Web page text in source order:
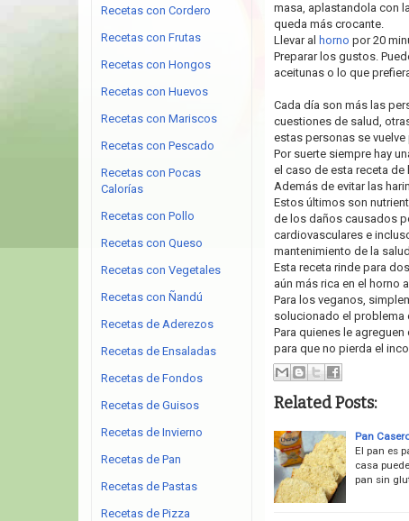
masa, aplastandola con
queda más crocante.
Llevar al horno por 20
Preparar los gustos.
aceitunas o lo que
Cada día son más las
cuestiones de salud,
estas personas se
Por suerte siempre hay
el caso de esta receta de
Además de evitar las
Estos últimos son
de los daños causados
cardiovasculares e
mantenimiento de la
Esta receta rinde para
aún más rica en el horno
Para los veganos,
solucionado el problema
Para quienes le
para que no pierda el
Related Posts:
Pan
El pan es
casa
pan sin
Recetas con Cordero
Recetas con Frutas
Recetas con Hongos
Recetas con Huevos
Recetas con Mariscos
Recetas con Pescado
Recetas con Pocas
Calorías
Recetas con Pollo
Recetas con Queso
Recetas con Vegetales
Recetas con Ñandú
Recetas de Aderezos
Recetas de Ensaladas
Recetas de Fondos
Recetas de Guisos
Recetas de Invierno
Recetas de Pan
Recetas de Pastas
Recetas de Pizza